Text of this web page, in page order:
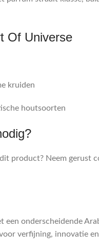
Of Universe
kruiden
houtsoorten
product? Neem gerust
een onderscheidende
verfijning, innovatie